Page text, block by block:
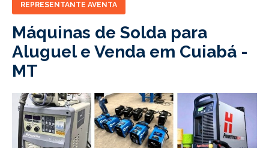
REPRESENTANTE AVENTA
Máquinas de Solda para
Aluguel e Venda em Cuiabá -
MT